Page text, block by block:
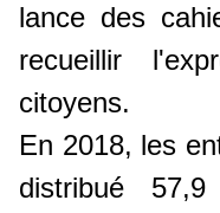
lance des
recueillir
citoyens.
En 2018, les
distribué